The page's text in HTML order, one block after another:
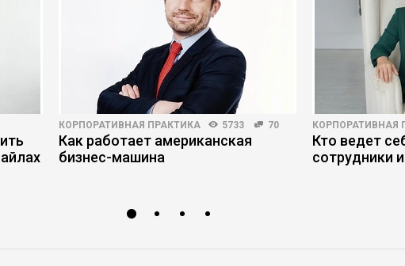
КОРПОРАТИВНАЯ ПРАКТИКА 5733 70
Как работает американская
бизнес-машина
КОРПОРАТИВНАЯ
Кто ведет
сотрудники